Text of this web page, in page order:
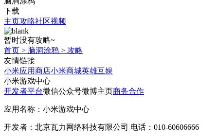
下载
主页攻略社区视频
暂时没有攻略~
首页 > 脑洞涂鸦 > 攻略
友情链接
小米应用商店小米商城英雄互娱
小米游戏中心
开发者平台微信公众号微博主页商务合作
应用名称：小米游戏中心
开发者：北京瓦力网络科技有限公司 电话：010-60606666